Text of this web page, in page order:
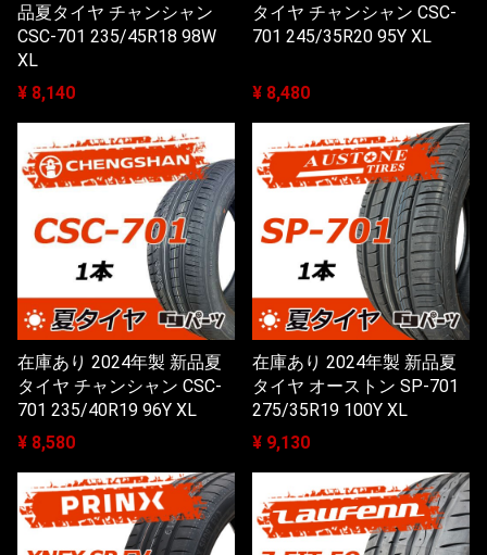
品夏タイヤ チャンシャン
CSC-701 235/45R18 98W
XL
¥ 8,140
タイヤ チャンシャン CSC-
701 245/35R20 95Y XL
¥ 8,480
在庫あり 2024年製 新品夏
タイヤ チャンシャン CSC-
701 235/40R19 96Y XL
¥ 8,580
在庫あり 2024年製 新品夏
タイヤ オーストン SP-701
275/35R19 100Y XL
¥ 9,130